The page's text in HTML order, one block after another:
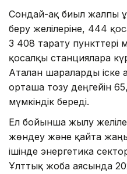
Сондай-ақ биыл жалпы
беру желілеріне, 444
3 408 тарату
қосалқы станцияларға
Аталған шараларды іске
орташа тозу деңгейін
мүмкіндік береді.
Ел бойынша жылу
жөндеу және қайта
ішінде энергетика
Ұлттық жоба аясында